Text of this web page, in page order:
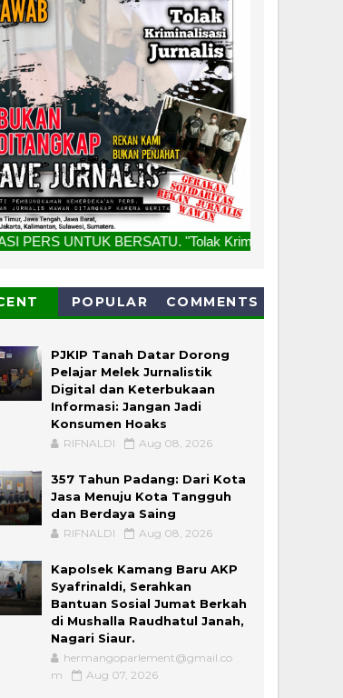
BERSATU. "Tolak Kriminalisasi Jurnalis, Rekan
POPULAR COMMENTS
PJKIP Tanah Datar Dorong
Pelajar Melek Jurnalistik
Digital dan Keterbukaan
Informasi: Jangan Jadi
Konsumen Hoaks
RIFNALDI Aug 08, 2026
357 Tahun Padang: Dari Kota
Jasa Menuju Kota Tangguh
dan Berdaya Saing
RIFNALDI Aug 08, 2026
Kapolsek Kamang Baru AKP
Syafrinaldi, Serahkan
Bantuan Sosial Jumat Berkah
di Mushalla Raudhatul Janah,
Nagari Siaur.
hermangoparlement@gmail.co
m
Aug 07, 2026